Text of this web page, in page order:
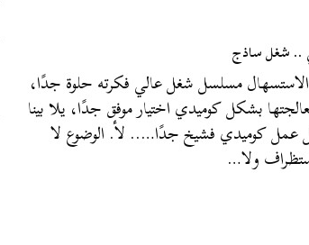
.. شغل ساذج
الاستسهال مسلسل شغل عالي فكرته حلوة جدًا،
بشكل كوميدي اختيار موفق جدًا، يلا بينا
عمل كوميدي فشيخ جدًا….. لأ. الوضوع لا
ولا…